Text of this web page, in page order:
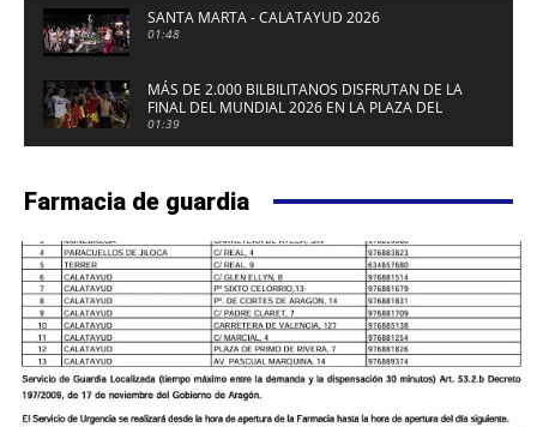
SANTA MARTA - CALATAYUD 2026
01:48
MÁS DE 2.000 BILBILITANOS DISFRUTAN DE LA
FINAL DEL MUNDIAL 2026 EN LA PLAZA DEL
FUERTE DE CALATAYUD
01:39
Farmacia de guardia